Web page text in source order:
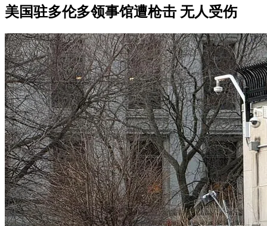
美国驻多伦多领事馆遭枪击 无人受伤